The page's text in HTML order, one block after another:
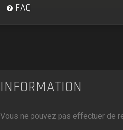
FAQ
INFORMATION
Vous ne pouvez pas effectuer de